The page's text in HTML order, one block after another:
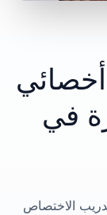
في
الاختصاص